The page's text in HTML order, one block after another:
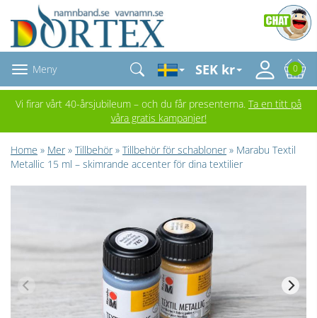
Meny SEK kr 0
Vi firar vårt 40-årsjubileum – och du får presenterna. Ta en titt på
våra gratis kampanjer!
Home » Mer» Tillbehör» Tillbehör för schabloner» Marabu Textil
Metallic 15 ml – skimrande accenter för dina textilier